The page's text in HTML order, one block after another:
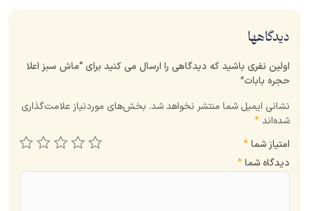
دیدگاهها
اولین نفری باشید که دیدگاهی را ارسال می کنید برای “ماش سبز اعلا
حجره بابات”
نشانی ایمیل شما منتشر نخواهد شد. بخش‌های موردنیاز علامت‌گذاری
شده‌اند*
امتیاز شما*
دیدگاه شما*